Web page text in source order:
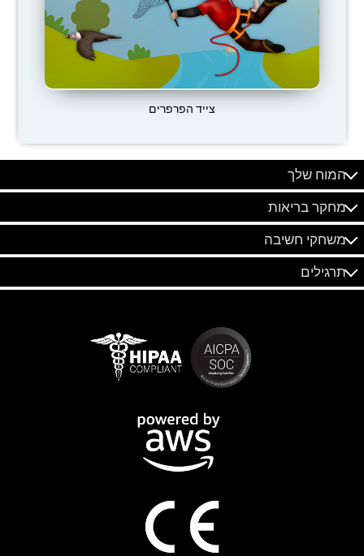
צייד הפרפרים
המוח שלך
מחקר בריאות
משחקי חשיבה
תרגילים